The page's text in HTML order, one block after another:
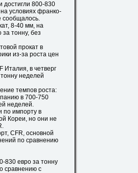
800-830
условиях франко-
сообщалось.
8-40 мм, на
тонну, без
прокат в
из-за роста цен
в четверг
неделей
темпов роста:
в 700-750
неделей.
по импорту в
Кореи, но они не
CFR, основной
по сравнению
830 евро за тонну
сравнению с